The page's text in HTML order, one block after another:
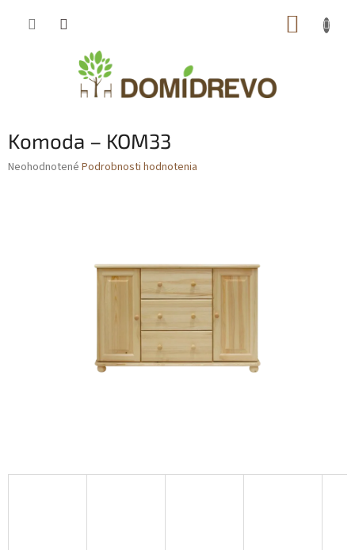
Komoda – KOM33
Priemerné
Neohodnotené Podrobnosti hodnotenia